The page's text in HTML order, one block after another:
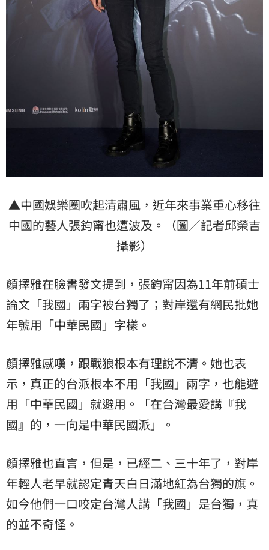
▲中國娛樂圈吹起清肅風，近年來事業重心移往
中國的藝人張鈞甯也遭波及。（圖／記者邱榮吉
攝影）
顏擇雅在臉書發文提到，張鈞甯因為11年前碩士
論文「我國」兩字被台獨了；對岸還有網民批她
年號用「中華民國」字樣。
顏擇雅感嘆，跟戰狼根本有理說不清。她也表
示，真正的台派根本不用「我國」兩字，也能避
用「中華民國」就避用。「在台灣最愛講『我
國』的，一向是中華民國派」。
顏擇雅也直言，但是，已經二、三十年了，對岸
年輕人老早就認定青天白日滿地紅為台獨的旗。
如今他們一口咬定台灣人講「我國」是台獨，真
的並不奇怪。